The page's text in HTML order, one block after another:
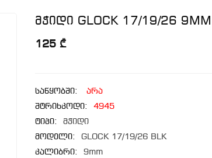
მჭიდი GLOCK 17/19/26
125 ₾
საწყობში:
არა
შტრიხკოდი:
4945
ტიპი:
მჭიდი
მოდელი:
GLOCK 17/19/26 BLK
კალიბრი:
9mm